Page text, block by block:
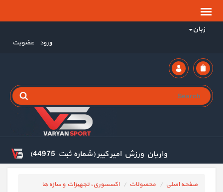
زبان
ورود عضویت
واریان ورزش امیر کبیر (شماره ثبت 44975)
صفحه اصلی محصولات
اکسسوری، تجهیزات و سازه ها